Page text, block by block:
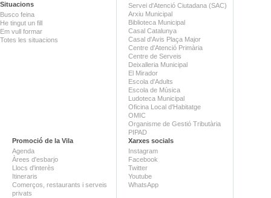
Situacions
Busco feina
He tingut un fill
Em vull formar
Totes les situacions
Servei d'Atenció Ciutadana (SAC)
Arxiu Municipal
Biblioteca Municipal
Casal Catalunya
Casal d'Avis Plaça Major
Centre d'Atenció Primària
Centre de Serveis
Deixalleria Municipal
El Mirador
Escola d'Adults
Escola de Música
Ludoteca Municipal
Oficina Local d'Habitatge
OMIC
Organisme de Gestió Tributària
PIPAD
Promoció de la Vila
Agenda
Àrees d'esbarjo
Llocs d'interès
Itineraris
Comerços, restaurants i serveis
privats
Xarxes socials
Instagram
Facebook
Twitter
Youtube
WhatsApp